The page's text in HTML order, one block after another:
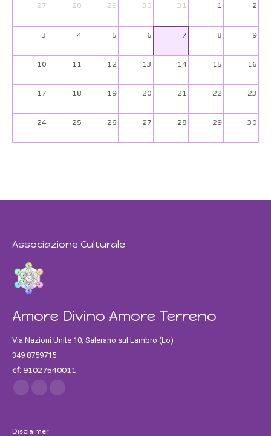
27
28 29 30 31 1 2
3 4 5 6 7 8 9
10 11 12 13 14 15 16
17 18 19 20 21 22 23
24 25 26 27 28 29 30
Associazione Culturale
Amore Divino Amore Terreno
Via Nazioni Unite 10, Salerano sul Lambro (Lo)
349 8759715
cf:91027540011
Find us on:
Facebook
TwitterInstagram
Disclaimer